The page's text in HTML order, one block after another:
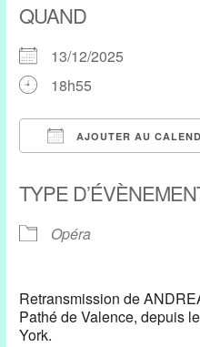
QUAND
13/12/2025
18h55
AJOUTER AU
TYPE
Opéra
Retransmission de
Pathé de Valence, depuis
York.